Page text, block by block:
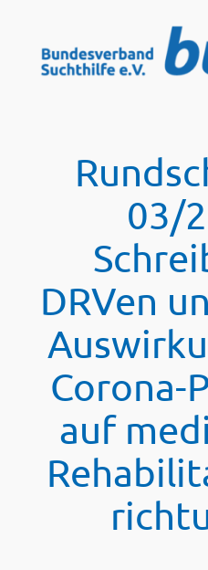
springen
03/
DRVen
Corona-
auf